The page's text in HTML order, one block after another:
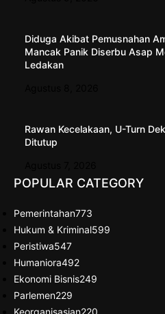
Diduga Akibat Pemusnahan
Mancak Panik Diserbu Asap
Ledakan
Rawan Kecelakaan, U-Turn
Ditutup
POPULAR CATEGORY
Pemerintahan773
Hukum & Kriminal599
Peristiwa547
Humaniora492
Ekonomi Bisnis249
Parlemen229
Keorganisasian220